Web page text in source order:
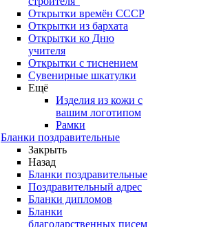
Открытки времён СССР
Открытки из бархата
Открытки ко Дню
учителя
Открытки с тиснением
Сувенирные шкатулки
Ещё
Изделия из кожи с
вашим логотипом
Рамки
Бланки поздравительные
Закрыть
Назад
Бланки поздравительные
Поздравительный адрес
Бланки дипломов
Бланки
благодарственных писем